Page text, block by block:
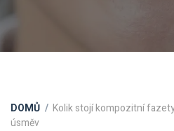
DOMŮ
Kolik stojí kompozitní
úsměv